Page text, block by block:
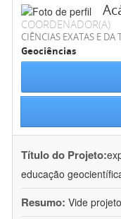
COORDENADOR(A)
CIÊNCIAS EXATAS E DA
Geociências
Título do Projeto:
educação
Resumo: Vide